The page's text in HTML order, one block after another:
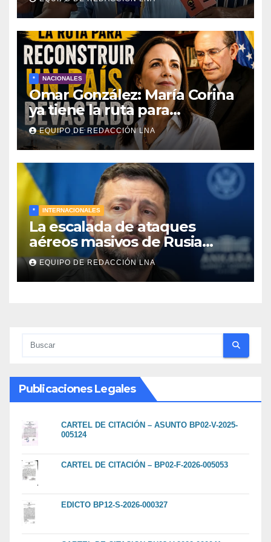
reconstrucción y soberanía
nacional
* NACIONALES
Omar González: María Corina
ya tiene la ruta para
reconstruir Venezuela
EQUIPO DE REDACCIÓN LNA
* INTERNACIONALES
La escalada de ataques
aéreos masivos de Rusia
sobre Kiev y centros
energéticos eleva la tensión
en el conflicto ucraniano
EQUIPO DE REDACCIÓN LNA
Publicaciones Legales
CARTEL DE CITACIÓN – ASUNTO BP02-V-2025-
005124
CARTEL DE CITACIÓN – BP02-F-2026-005053
EDICTO BP12-S-2026-000327